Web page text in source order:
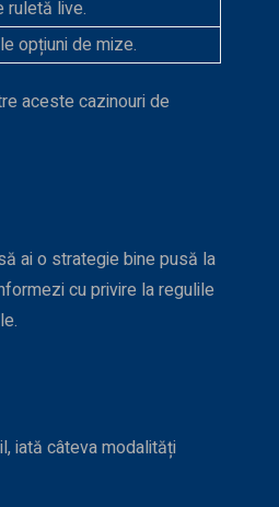
ruletă live.
opțiuni de mize.
aceste cazinouri de
ai o strategie bine pusă la
cu privire la regulile
iată câteva modalități